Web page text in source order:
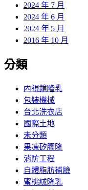
2024 年 7 月
2024 年 6 月
2024 年 5 月
2016 年 10 月
分類
內視鏡隆乳
包裝機械
台北洗衣店
國際土地
未分類
果凍矽膠隆
消防工程
自體脂肪補臉
蜜桃絨隆乳